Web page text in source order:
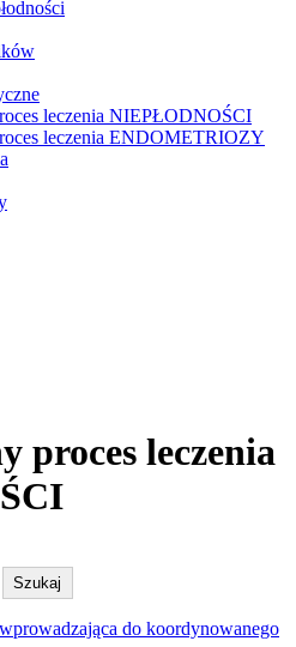
leczenia NIEPŁODNOŚCI
leczenia ENDOMETRIOZY
proces leczenia
Szukaj